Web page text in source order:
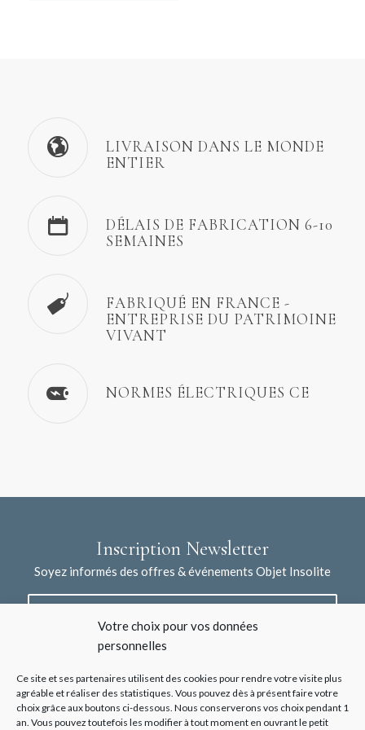
Votre choix pour vos données
personnelles
Ce site et ses partenaires utilisent des cookies pour rendre votre visite plus
agréable et réaliser des statistiques. Vous pouvez dès à présent faire votre
choix grâce aux boutons ci-dessous. Nous conserverons vos choix pendant 1
an. Vous pouvez toutefois les modifier à tout moment en ouvrant le petit
LIVRAISON DANS LE MONDE
ENTIER
DÉLAIS DE FABRICATION 6-10
SEMAINES
FABRIQUÉ EN FRANCE -
ENTREPRISE DU PATRIMOINE
VIVANT
NORMES ÉLECTRIQUES CE
Inscription Newsletter
Soyez informés des offres & événements Objet Insolite
J'accepte la collecte de mes données à l'aide de ce formulaire /
*